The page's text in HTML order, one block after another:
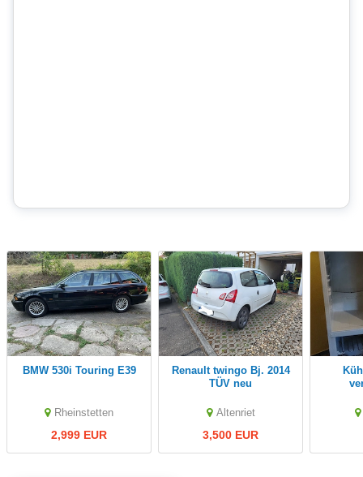
BMW 530i Touring E39
Rheinstetten
2,999 EUR
Renault twingo Bj. 2014
TÜV neu
Altenriet
3,500 EUR
Kühlschrank zu